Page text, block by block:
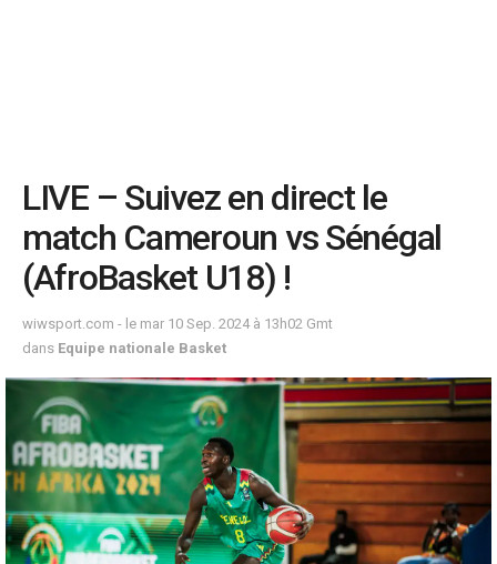
LIVE – Suivez en direct le
match Cameroun vs Sénégal
(AfroBasket U18) !
wiwsport.com - le mar 10 Sep. 2024 à 13h02 Gmt
dans Equipe nationale Basket